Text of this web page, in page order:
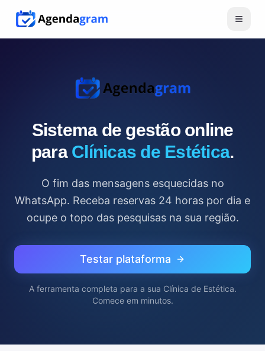
Sistema de gestão online
para Clínicas de Estética.
O fim das mensagens esquecidas no
WhatsApp. Receba reservas 24 horas por dia e
ocupe o topo das pesquisas na sua região.
Testar plataforma
A ferramenta completa para a sua Clínica de Estética.
Comece em minutos.